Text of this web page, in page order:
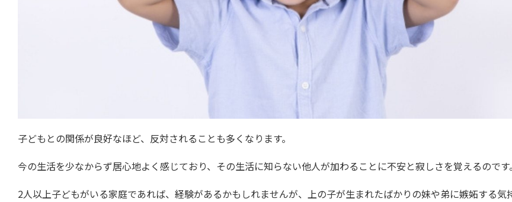
子どもとの関係が良好なほど、反対されることも多くなります。
今の生活を少なからず居心地よく感じており、その生活に知らない他人が加わることに不安と寂しさを覚えるのです。
2人以上子どもがいる家庭であれば、経験があるかもしれませんが、上の子が生まれたばかりの妹や弟に嫉妬する気